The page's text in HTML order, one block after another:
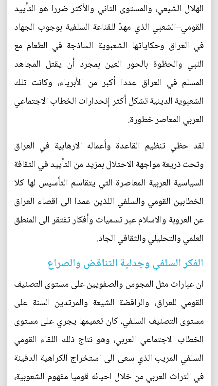
الهلال الشيعي، والمستوى الثاني والأكثر ضررا هو التأييد
القومي–الشعبي الذي مهدّ للقناعة السلفية بوجوب الجهاد
في العراق وحكاياتها الشعبوية الساذجة في الطعام مع
النبي والحظوة بالحور العين بمجرد أن يقتل المجاهد
المسلم في العراق عددا أكبر من الأبرياء، وكانت تلك
الشعبوية الدينية تشكل أكثر إنحدارات الخطاب الاجتماعي
العربي المعاصر خطورة.
لقد حظي تنظيم القاعدة وأعماله الارهابية في العراق
وتحت ذريعة مواجهة الاحتلال بمزيد من التأييد في الثقافة
السياسية العربية المعاصرة التي يتقاسم التأسيس لها كلا
الخطابين القومي والسلفي اللذين عمدا الى اقصاء العراق
عن العروبة والاسلام عبر تسميات وأفكار تفتقر الى المنطق
العلمي والتحليلي والثقافي الجاد.
الفكر السلفي وجدلية التناقض والصراع
ان عبارات مثل المجوس والصفويين على مستوى التصنيف
القومي للعراق، والرافضة الشيعة والمرتدين السنة على
مستوى التصنيف السلفي، كان تعميمها يجري على مستوى
الخطاب الاجتماعي العربي، وهو نتاج ذلك اللقاء القومي
السلفي المريب الذي سعى الى استخراج الكراهية الدفينة
في التراث العربي من خلال احيائه قوميا مفهوم الشعوبية،